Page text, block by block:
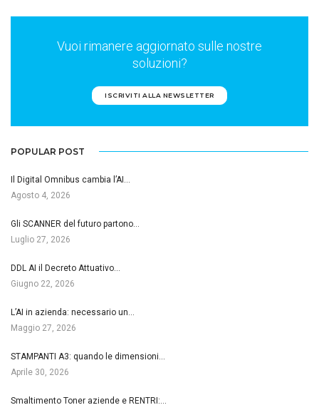
Vuoi rimanere aggiornato sulle nostre
soluzioni?
ISCRIVITI ALLA NEWSLETTER
POPULAR POST
Il Digital Omnibus cambia l’AI…
Agosto 4, 2026
Gli SCANNER del futuro partono…
Luglio 27, 2026
DDL AI il Decreto Attuativo…
Giugno 22, 2026
L’AI in azienda: necessario un…
Maggio 27, 2026
STAMPANTI A3: quando le dimensioni…
Aprile 30, 2026
Smaltimento Toner aziende e RENTRI:…